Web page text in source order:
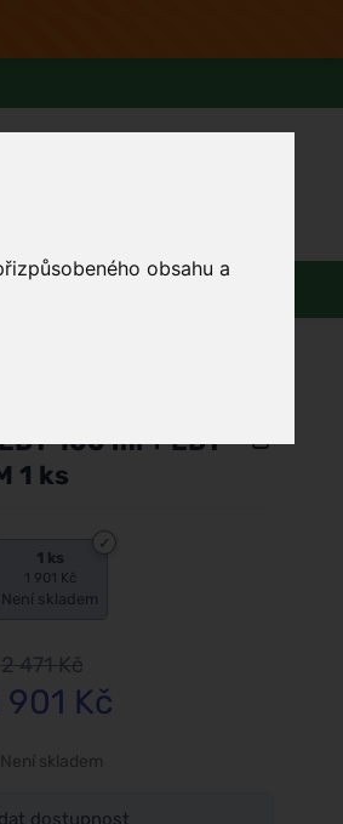
obsahu a
Obuv / oblečení
100 ml + EDT
1 ks
1 ks
1 901 Kč
Není skladem
2 471Kč
901 Kč
Není skladem
dostupnost